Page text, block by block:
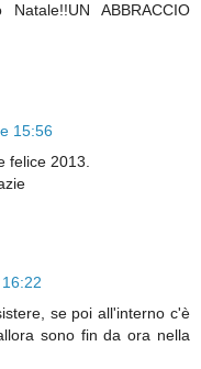
ABBRACCIO
15:56
felice 2013.
se poi all'interno c'è
sono fin da ora nella